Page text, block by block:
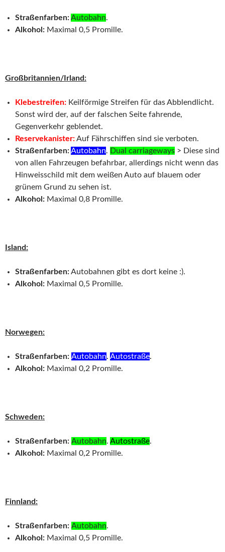
Straßenfarben:Autobahn.
Alkohol: Maximal 0,5 Promille.
Großbritannien/Irland:
Klebestreifen: Keilförmige Streifen für das Abblendlicht.
Sonst wird der, auf der falschen Seite fahrende,
Gegenverkehr geblendet.
Reservekanister:Auf Fährschiffen sind sie verboten.
Straßenfarben:Autobahn. Dual carriageways > Diese sind
von allen Fahrzeugen befahrbar, allerdings nicht wenn das
Hinweisschild mit dem weißen Auto auf blauem oder
grünem Grund zu sehen ist.
Alkohol: Maximal 0,8 Promille.
Island:
Straßenfarben:Autobahnen gibt es dort keine :).
Alkohol: Maximal 0,5 Promille.
Norwegen:
Straßenfarben: Autobahn. Autostraße.
Alkohol: Maximal 0,2 Promille.
Schweden:
Straßenfarben: Autobahn. Autostraße.
Alkohol: Maximal 0,2 Promille.
Finnland:
Straßenfarben: Autobahn.
Alkohol: Maximal 0,5 Promille.